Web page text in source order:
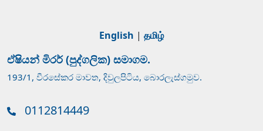
English | தமிழ்
ඒෂියන් මිරර් (පුද්ගලික) සමාගම.
193/1, වීරසේකර මාවත, දිවුලපිටිය, බොරලැස්ගමුව.
0112814449